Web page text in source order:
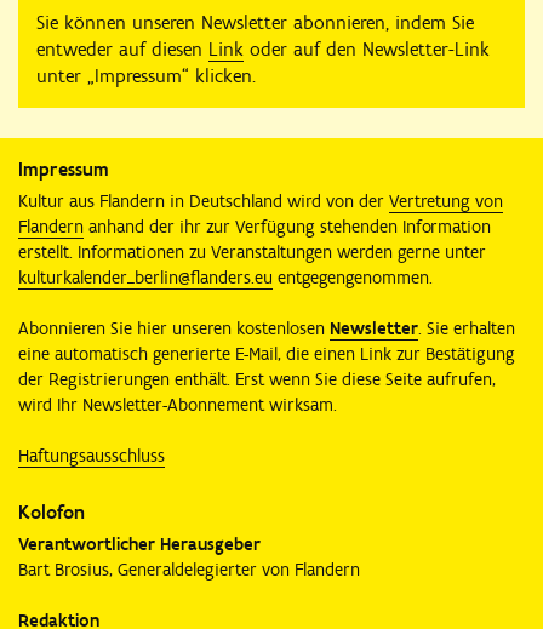
Sie können unseren Newsletter abonnieren, indem Sie
entweder auf diesen Link oder auf den Newsletter-Link
unter „Impressum“ klicken.
Impressum
Kultur aus Flandern in Deutschland wird von der Vertretung von
Flandern anhand der ihr zur Verfügung stehenden Information
erstellt. Informationen zu Veranstaltungen werden gerne unter
kulturkalender_berlin@flanders.eu entgegengenommen.
Abonnieren Sie hier unseren kostenlosen Newsletter. Sie erhalten
eine automatisch generierte E-Mail, die einen Link zur Bestätigung
der Registrierungen enthält. Erst wenn Sie diese Seite aufrufen,
wird Ihr Newsletter-Abonnement wirksam.
Haftungsausschluss
Kolofon
Verantwortlicher Herausgeber
Bart Brosius, Generaldelegierter von Flandern
Redaktion